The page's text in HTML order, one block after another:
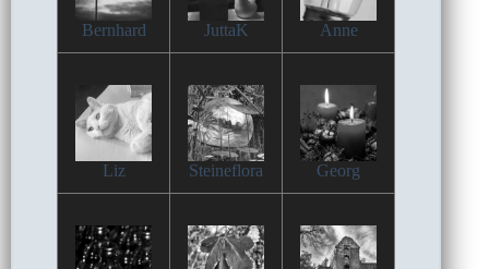
Bernhard JuttaK Anne
Liz Steineflora Georg